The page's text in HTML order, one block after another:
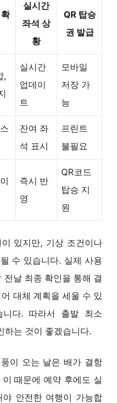
실시간
좌석 상
황
QR 탑승
권 발급
,
실시간
업데이
트
모바일
저장 가
능
잔여 좌
석 표시
프린트
불필요
즉시 반
영
QR코드
탑승 지
원
있지만, 기상 조건이나
수 있습니다. 실제 사용
날 최종 확인을 통해 결
대체 계획을 세울 수 있
니다. 따라서 출발 최소
하는 것이 좋겠습니다.
이 오는 날은 배가 결항
때문에 예약 후에도 실
안전한 여행이 가능합